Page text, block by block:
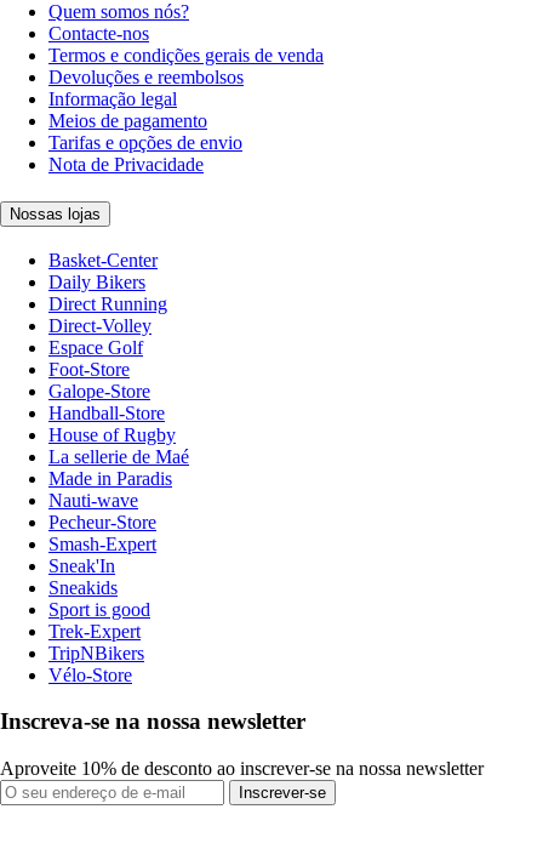
Quem somos nós?
Contacte-nos
Termos e condições gerais de venda
Devoluções e reembolsos
Informação legal
Meios de pagamento
Tarifas e opções de envio
Nota de Privacidade
Nossas lojas
Basket-Center
Daily Bikers
Direct Running
Direct-Volley
Espace Golf
Foot-Store
Galope-Store
Handball-Store
House of Rugby
La sellerie de Maé
Made in Paradis
Nauti-wave
Pecheur-Store
Smash-Expert
Sneak'In
Sneakids
Sport is good
Trek-Expert
TripNBikers
Vélo-Store
Inscreva-se na nossa newsletter
Aproveite 10% de desconto ao inscrever-se na nossa newsletter
Inscrever-se